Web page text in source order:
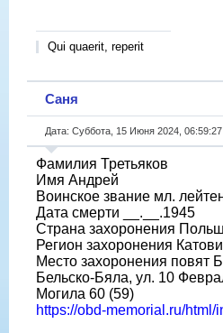
Qui quaerit, reperit
Саня
Дата: Суббота, 15 Июня 2024,
Фамилия Третьяков
Имя Андрей
Воинское звание мл.
Дата смерти __.__.1945
Страна захоронения
Регион захоронения
Место захоронения повят
Бельско-Бяла, ул. 10
Могила 60 (59)
https://obd-memorial.ru/